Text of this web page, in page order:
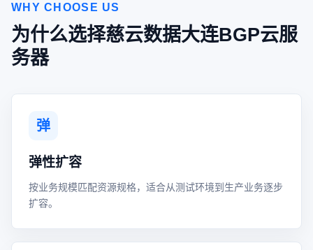
WHY CHOOSE US
为什么选择慈云数据大连BGP云服
务器
弹
弹性扩容
按业务规模匹配资源规格，适合从测试环境到生产业务逐步
扩容。